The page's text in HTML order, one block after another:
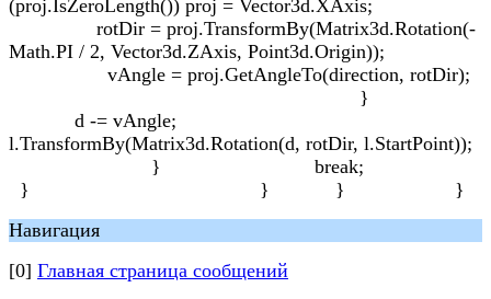
(proj.IsZeroLength()) proj = Vector3d.XAxis;
rotDir = proj.TransformBy(Matrix3d.Rotation(-
Math.PI / 2, Vector3d.ZAxis, Point3d.Origin));
vAngle = proj.GetAngleTo(direction, rotDir);
}
d -= vAngle;
l.TransformBy(Matrix3d.Rotation(d, rotDir, l.StartPoint));
} break;
} } } }
Навигация
[0] Главная страница сообщений